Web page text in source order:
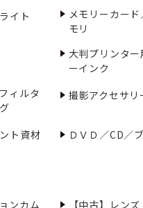
イト
メモリーカード
モリ
大判プリンタ
ーインク
ィルタ
撮影アクセサリ
ト資材 ＤＶＤ／CD／
ンカム 【中古】レンズ